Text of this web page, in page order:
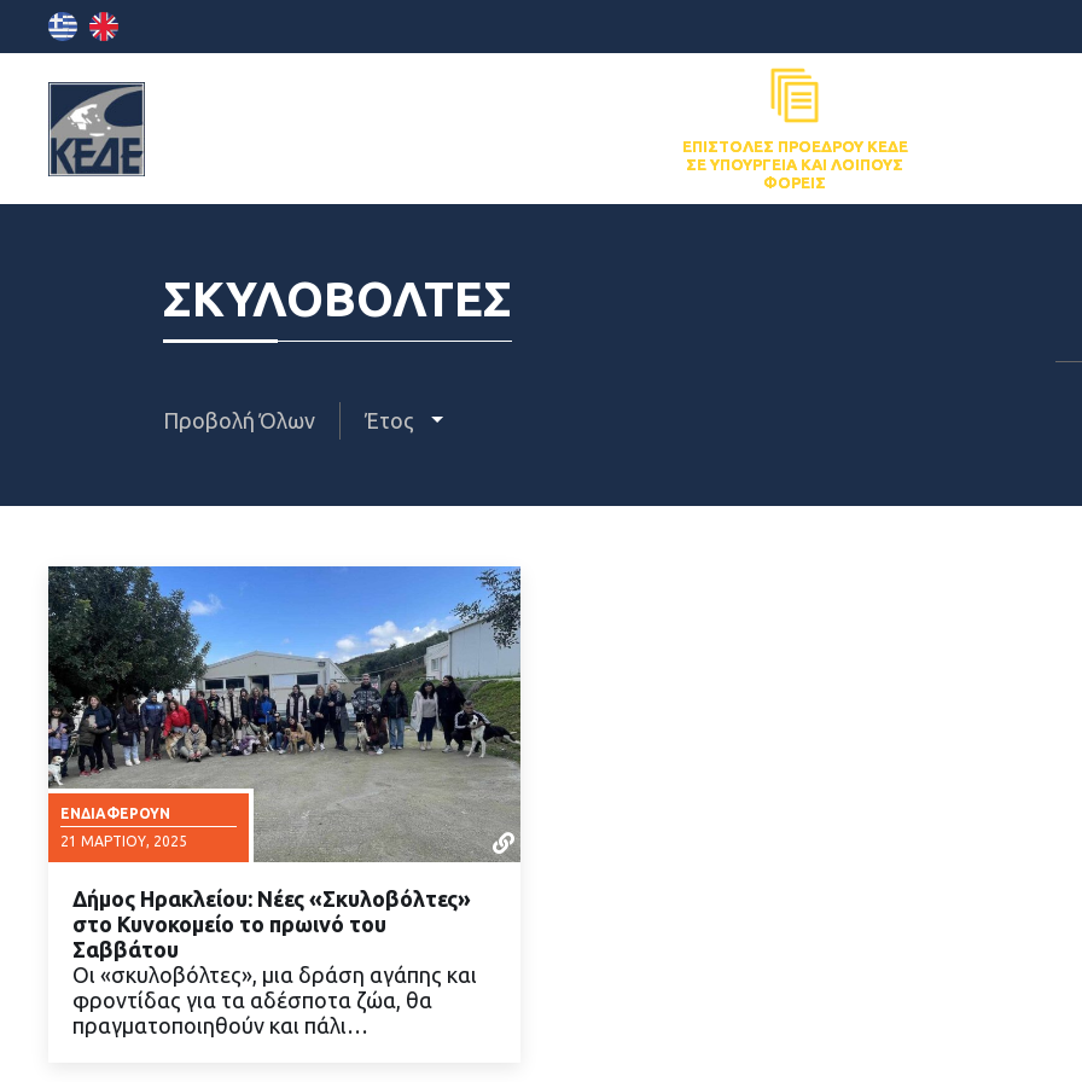
ΕΠΙΣΤΟΛΈΣ ΠΡΟΈΔΡΟΥ ΚΕΔΕ
ΣΕ ΥΠΟΥΡΓΕΊΑ ΚΑΙ ΛΟΙΠΟΎΣ
ΦΟΡΕΊΣ
ΣΚΥΛΟΒΟΛΤΕΣ
Προβολή Όλων Έτος
ΕΝΔΙΑΦΈΡΟΥΝ
21 ΜΑΡΤΊΟΥ, 2025
ΔΙΑΒΑΣΤΕ ΠΕΡΙΣΣΟΤΕΡΑ
Δήμος Ηρακλείου: Νέες «Σκυλοβόλτες»
στο Κυνοκομείο το πρωινό του
Σαββάτου
Οι «σκυλοβόλτες», μια δράση αγάπης και
φροντίδας για τα αδέσποτα ζώα, θα
πραγματοποιηθούν και πάλι…